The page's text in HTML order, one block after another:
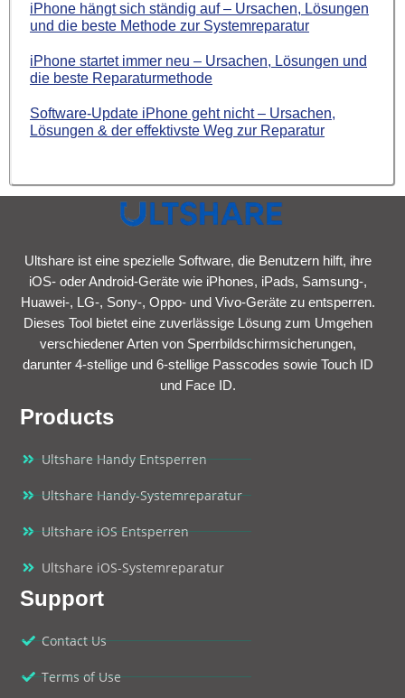
iPhone hängt sich ständig auf – Ursachen, Lösungen
und die beste Methode zur Systemreparatur
iPhone startet immer neu – Ursachen, Lösungen und
die beste Reparaturmethode
Software-Update iPhone geht nicht – Ursachen,
Lösungen & der effektivste Weg zur Reparatur
Ultshare ist eine spezielle Software, die Benutzern hilft, ihre
iOS- oder Android-Geräte wie iPhones, iPads, Samsung-,
Huawei-, LG-, Sony-, Oppo- und Vivo-Geräte zu entsperren.
Dieses Tool bietet eine zuverlässige Lösung zum Umgehen
verschiedener Arten von Sperrbildschirmsicherungen,
darunter 4-stellige und 6-stellige Passcodes sowie Touch ID
und Face ID.
Products
Ultshare Handy Entsperren
Ultshare Handy-Systemreparatur
Ultshare iOS Entsperren
Ultshare iOS-Systemreparatur
Support
Contact Us
Terms of Use